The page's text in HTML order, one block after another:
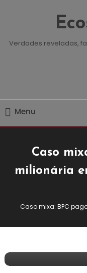
Verdades reveladas,
Menu
Caso
milionária
Caso mixa: BPC